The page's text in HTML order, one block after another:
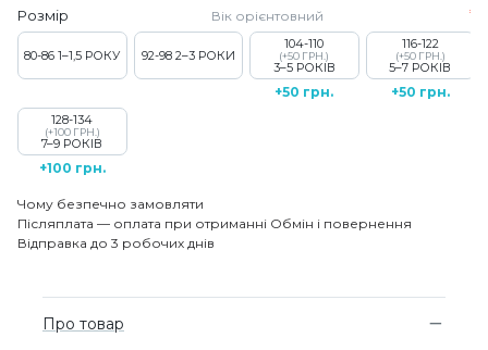
Розмір Вік орієнтовний
80-86 1–1,5 РОКУ 92-98 2–3 РОКИ
104-110
(+50 ГРН.)
3–5 РОКІВ
+50 грн.
116-122
(+50 ГРН.)
5–7 РОКІВ
+50 грн.
128-134
(+100 ГРН.)
7–9 РОКІВ
+100 грн.
Чому безпечно замовляти
Післяплата — оплата при отриманні Обмін і повернення
Відправка до 3 робочих днів
Про товар